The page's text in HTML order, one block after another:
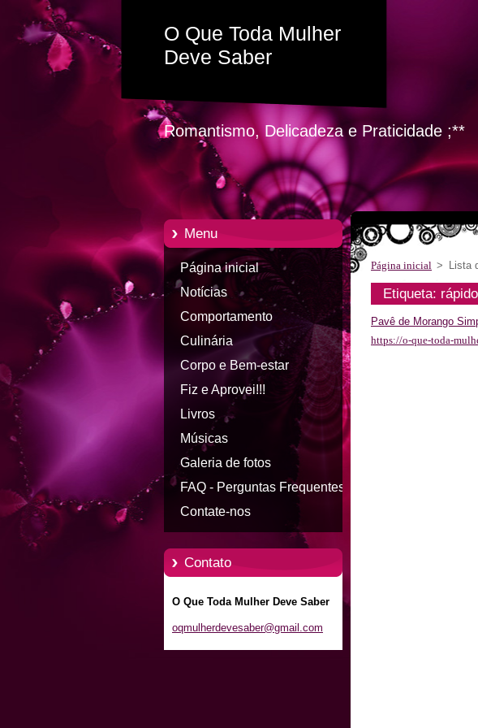
O Que Toda Mulher
Deve Saber
Romantismo, Delicadeza e Praticidade ;**
Menu
Página inicial
Notícias
Comportamento
Culinária
Corpo e Bem-estar
Fiz e Aprovei!!!
Livros
Músicas
Galeria de fotos
FAQ - Perguntas Frequentes
Contate-nos
Contato
O Que Toda Mulher Deve Saber
oqmulherdevesaber@gmail.com
Página inicial > Lista
Etiqueta:
Pavê de Morango
https://o-que-toda-